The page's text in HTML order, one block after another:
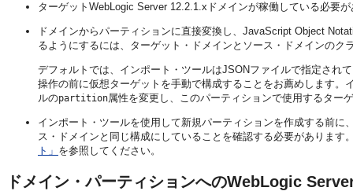
ターゲットWebLogic Server 12.2.1.xドメインが稼働している必要
ドメインからパーティションに直接変換し、JavaScript Object
るようにするには、ターゲット・ドメインとソース・ドメインの
デフォルトでは、インポート・ツールはJSONファイルで指定され
操作の前に仮想ターゲットを手動で構成することをお薦めします
ルのpartition属性を変更し、このパーティションで使用するター
インポート・ツールを使用して新規パーティションを作成する前
ス・ドメインと同じ構成にしていることを確認する必要があります
ト」 を参照してください。
ドメイン・パーティションへのWebLogic